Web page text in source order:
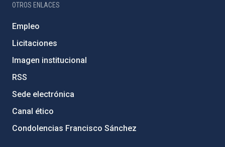
OTROS ENLACES
Empleo
Licitaciones
Imagen institucional
RSS
Sede electrónica
Canal ético
Condolencias Francisco Sánchez